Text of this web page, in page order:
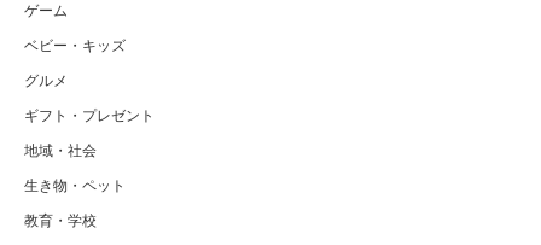
ゲーム
ベビー・キッズ
グルメ
ギフト・プレゼント
地域・社会
生き物・ペット
教育・学校